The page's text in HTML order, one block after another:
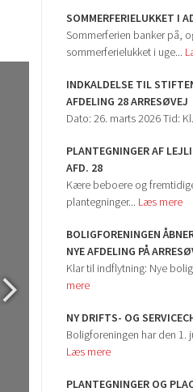
SOMMERFERIELUKKET I
Sommerferien banker på,
sommerferielukket i uge...
INDKALDELSE TIL
AFDELING 28 ARRESØVEJ
Dato: 26. marts 2026 Tid:
PLANTEGNINGER AF
AFD. 28
Kære beboere og
plantegninger... Læs mere
BOLIGFORENINGEN
NYE AFDELING PÅ
Klar til indflytning: Nye
mere
NY DRIFTS- OG
Boligforeningen har den 1.
Læs mere
PLANTEGNINGER OG